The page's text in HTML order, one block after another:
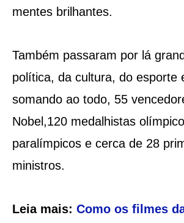
mentes brilhantes.
Também passaram por lá
política, da cultura, do esporte
somando ao todo, 55
Nobel,120 medalhistas
paralímpicos e cerca de 28
ministros.
Leia mais: Como os filmes